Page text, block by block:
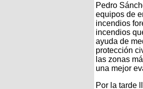
Pedro
equipos de
incendios
incendios
ayuda de
protección
las zonas
una mejor
Por la tarde